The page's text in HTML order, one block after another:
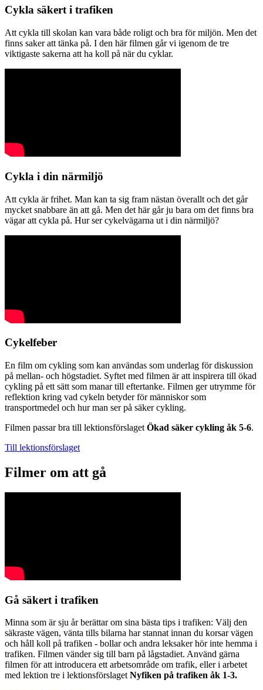
Cykla säkert i trafiken
Att cykla till skolan kan vara både roligt och bra för miljön. Men det
finns saker att tänka på. I den här filmen går vi igenom de tre
viktigaste sakerna att ha koll på när du cyklar.
Cykla i din närmiljö
Att cykla är frihet. Man kan ta sig fram nästan överallt och det går
mycket snabbare än att gå. Men det här går ju bara om det finns bra
vägar att cykla på. Hur ser cykelvägarna ut i din närmiljö?
Cykelfeber
En film om cykling som kan användas som underlag för diskussion
på mellan- och högstadiet. Syftet med filmen är att inspirera till ökad
cykling på ett sätt som manar till eftertanke. Filmen ger utrymme för
reflektion kring vad cykeln betyder för människor som
transportmedel och hur man ser på säker cykling.
Filmen passar bra till lektionsförslaget Ökad säker cykling åk 5-6.
Till lektionsförslaget
Filmer om att gå
Gå säkert i trafiken
Minna som är sju år berättar om sina bästa tips i trafiken: Välj den
säkraste vägen, vänta tills bilarna har stannat innan du korsar vägen
och håll koll på trafiken - bollar och andra leksaker hör inte hemma i
trafiken. Filmen vänder sig till barn på lågstadiet. Använd gärna
filmen för att introducera ett arbetsområde om trafik, eller i arbetet
med lektion tre i lektionsförslaget Nyfiken på trafiken åk 1-3.